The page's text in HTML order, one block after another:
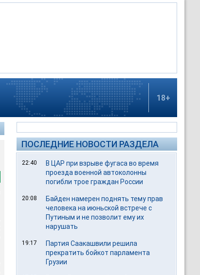
18+
ПОСЛЕДНИЕ НОВОСТИ РАЗДЕЛА
22:40
В ЦАР при взрыве фугаса во время
проезда военной автоколонны
погибли трое граждан России
20:08
Байден намерен поднять тему прав
человека на июньской встрече с
Путиным и не позволит ему их
нарушать
19:17
Партия Саакашвили решила
прекратить бойкот парламента
Грузии